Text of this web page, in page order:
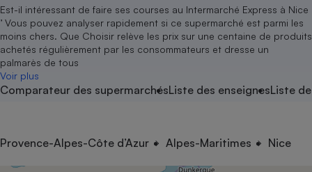
Est-il intéressant de faire ses courses au Intermarché Express à Nice
’ Vous pouvez analyser rapidement si ce supermarché est parmi les
moins chers. Que Choisir relève les prix sur une centaine de produits
achetés régulièrement par les consommateurs et dresse un
palmarès de tous
Voir plus
Comparateur des supermarchésListe des enseignesListe
Provence-Alpes-Côte d’Azur Alpes-Maritimes Nice
Nutrition
Assurance auto
Magasin - Grande surface
Méthode de vente -
Déchet
Location
Sport
électrique
Senior
Service marchand
Guides d'achat
Conseils
Brèves
Soumettre un litige
Lettres types
Rencontrer une association locale
Nos grandes victoires
Les billets de la présidente
Nos associations locales
Nous rejoindre
En savoir plus sur Que Choisir Ensemble
nous ?
Notre méthodologie
Notre financement
Nos partenaires
Nous rejoindre